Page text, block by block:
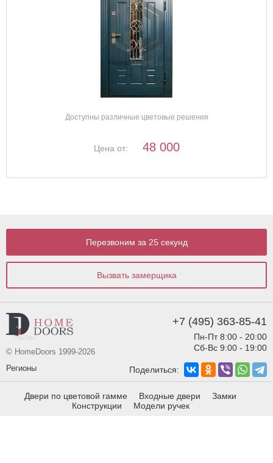
Доступны различные цветовые решения
Цена от: 48 000
Перезвоним за 25 секунд
Вызвать замерщика
© HomeDoors 1999-2026
Регионы
Двери по цветовой гамме Входные двери
Замки
Конструкции
Модели ручек
+7 (495) 363-85-41
Пн-Пт 8:00 - 20:00
Сб-Вс 9:00 - 19:00
Поделиться: